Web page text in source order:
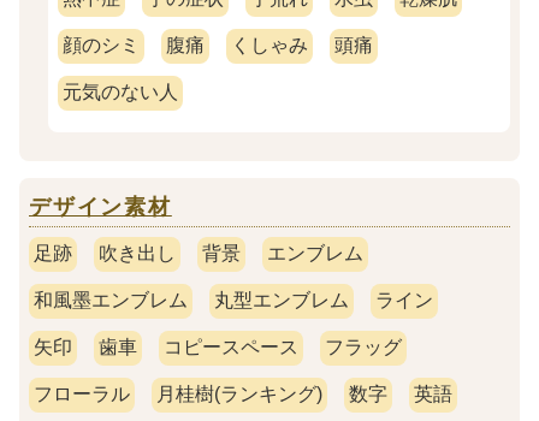
顔のシミ 腹痛 くしゃみ 頭痛
元気のない人
デザイン素材
足跡 吹き出し 背景 エンブレム
和風墨エンブレム 丸型エンブレム ライン
矢印 歯車 コピースペース フラッグ
フローラル 月桂樹(ランキング) 数字 英語